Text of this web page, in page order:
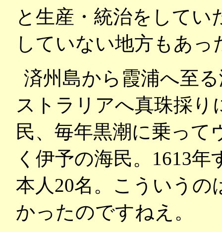
と生産・統治をして
していない地方もあっ
済州島から霞浦へ至
ストラリアへ真珠採
民、毎年黒潮に乗って
く伊予の海民。1613
本人20名。こういうの
かったのですねえ。